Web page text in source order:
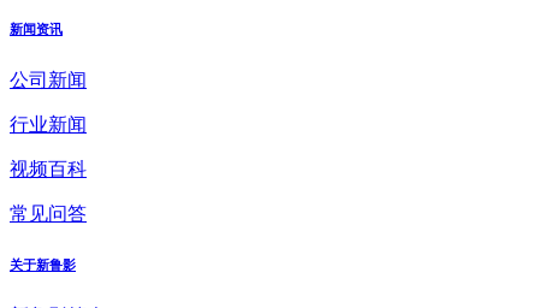
新闻资讯
公司新闻
行业新闻
视频百科
常见问答
关于新鲁影